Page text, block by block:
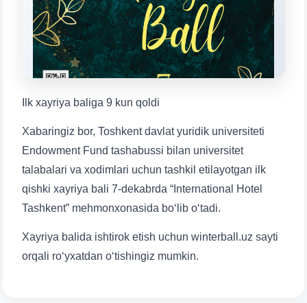
Ilk xayriya baliga 9 kun qoldi
Xabaringiz bor, Toshkent davlat yuridik universiteti
Endowment Fund tashabussi bilan universitet
talabalari va xodimlari uchun tashkil etilayotgan ilk
qishki xayriya bali 7-dekabrda “International Hotel
Tashkent” mehmonxonasida bo‘lib o‘tadi.
Xayriya balida ishtirok etish uchun winterball.uz sayti
orqali ro‘yxatdan o‘tishingiz mumkin.
1. Hujjatlar (bakalavr) (5) 2. Hujjatlar (magistr) (4)
3. Suhbat (bakalavr) (8) 4. Suhbat (magistr) (5)
6. Elektron ariza (16)